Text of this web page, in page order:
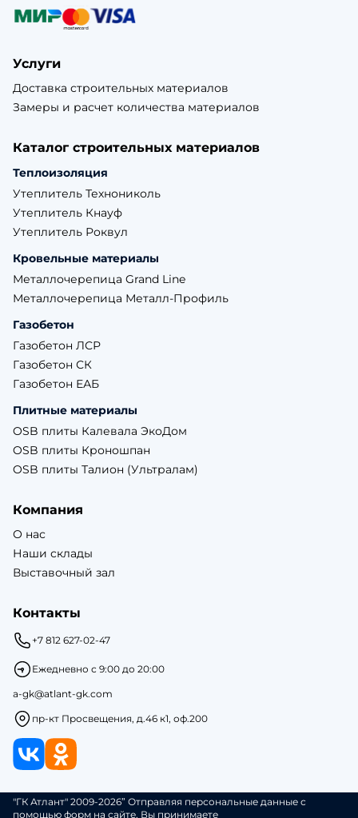
Услуги
Доставка строительных материалов
Замеры и расчет количества материалов
Каталог строительных материалов
Теплоизоляция
Утеплитель Технониколь
Утеплитель Кнауф
Утеплитель Роквул
Кровельные материалы
Металлочерепица Grand Line
Металлочерепица Металл-Профиль
Газобетон
Газобетон ЛСР
Газобетон СК
Газобетон ЕАБ
Плитные материалы
OSB плиты Калевала ЭкоДом
OSB плиты Кроношпан
OSB плиты Талион (Ультралам)
Компания
О нас
Наши склады
Выставочный зал
Контакты
+7 812 627-02-47
Ежедневно с 9:00 до 20:00
a-gk@atlant-gk.com
пр-кт Просвещения, д.46 к1, оф.200
"ГК Атлант" 2009-2026” Отправляя персональные данные с
помощью форм на сайте, Вы принимаете